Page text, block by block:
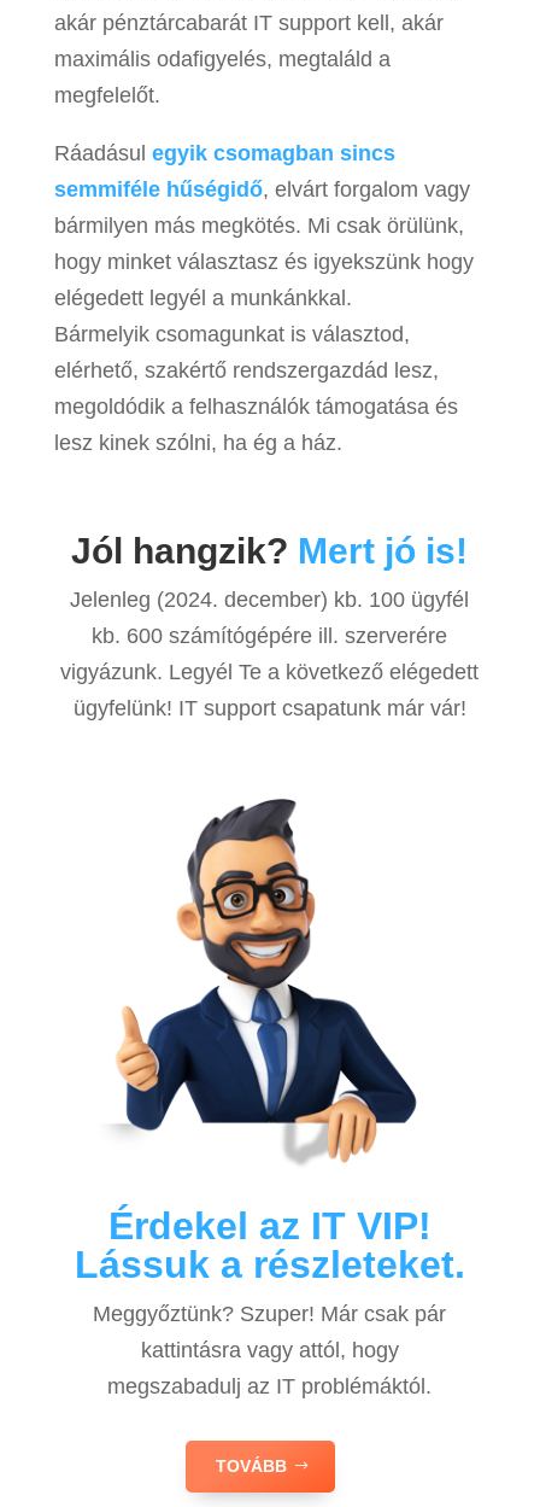
akár pénztárcabarát IT support kell, akár
maximális odafigyelés, megtaláld a
megfelelőt.
Ráadásul egyik csomagban sincs
semmiféle hűségidő, elvárt forgalom vagy
bármilyen más megkötés. Mi csak örülünk,
hogy minket választasz és igyekszünk hogy
elégedett legyél a munkánkkal.
Bármelyik csomagunkat is választod,
elérhető, szakértő rendszergazdád lesz,
megoldódik a felhasználók támogatása és
lesz kinek szólni, ha ég a ház.
Jól hangzik? Mert jó is!
Jelenleg (2024. december) kb. 100 ügyfél
kb. 600 számítógépére ill. szerverére
vigyázunk. Legyél Te a következő elégedett
ügyfelünk! IT support csapatunk már vár!
Érdekel az IT VIP!
Lássuk a részleteket.
Meggyőztünk? Szuper! Már csak pár
kattintásra vagy attól, hogy
megszabadulj az IT problémáktól.
TOVÁBB